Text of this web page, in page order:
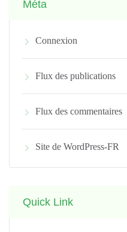
Méta
Connexion
Flux des publications
Flux des commentaires
Site de WordPress-FR
Quick Link